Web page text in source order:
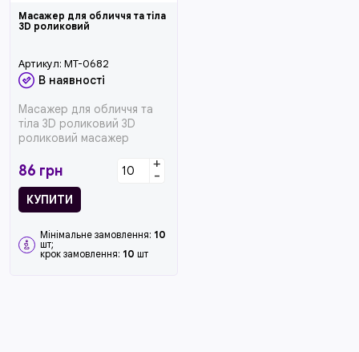
Масажер для обличчя та тіла
3D роликовий
Артикул: MT-0682
В наявності
Масажер для обличчя та
тіла 3D роликовий 3D
роликовий масажер
за шкірою о...
86 грн +
-
КУПИТИ
Мінімальне замовлення: 10
шт;
крок замовлення: 10 шт